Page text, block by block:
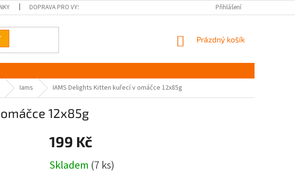
DOPRAVA PRO VYŠKOV NAPIŠTE NÁMPřihlášení
NÁKUPNÍ
Prázdný košík
Iams IAMS Delights Kitten kuřecí v omáčce 12x85g
12x85g
199 Kč
cena:
Skladem (7 ks)